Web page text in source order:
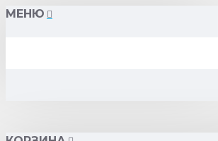
МЕНЮ